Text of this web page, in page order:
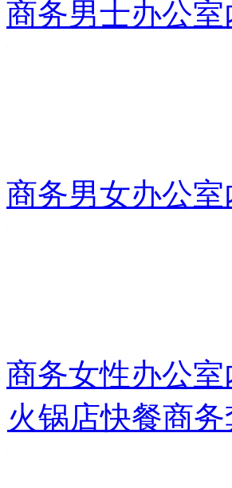
商务男士办公室
商务男女办公室
商务女性办公
火锅店快餐商